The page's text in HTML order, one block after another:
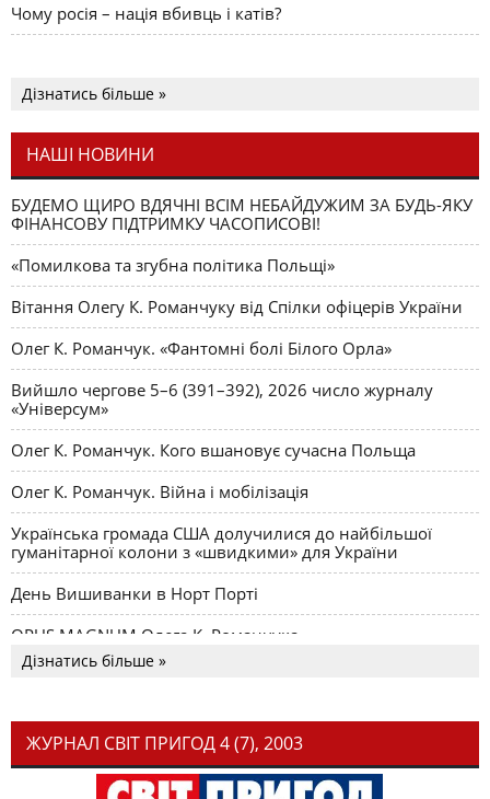
Чому росія – нація вбивць і катів?
Дізнатись більше »
НАШІ НОВИНИ
БУДЕМО ЩИРО ВДЯЧНІ ВСІМ НЕБАЙДУЖИМ ЗА БУДЬ-ЯКУ
ФІНАНСОВУ ПІДТРИМКУ ЧАСОПИСОВІ!
«Помилкова та згубна політика Польщі»
Вітання Олегу К. Романчуку від Спілки офіцерів України
Олег К. Романчук. «Фантомні болі Білого Орла»
Вийшло чергове 5–6 (391–392), 2026 число журналу
«Універсум»
Олег К. Романчук. Кого вшановує сучасна Польща
Олег К. Романчук. Війна і мобілізація
Українська громада США долучилися до найбільшої
гуманітарної колони з «швидкими» для України
День Вишиванки в Норт Порті
OPUS MAGNUM Олега К. Романчука
Дізнатись більше »
ЖУРНАЛ СВІТ ПРИГОД 4 (7), 2003